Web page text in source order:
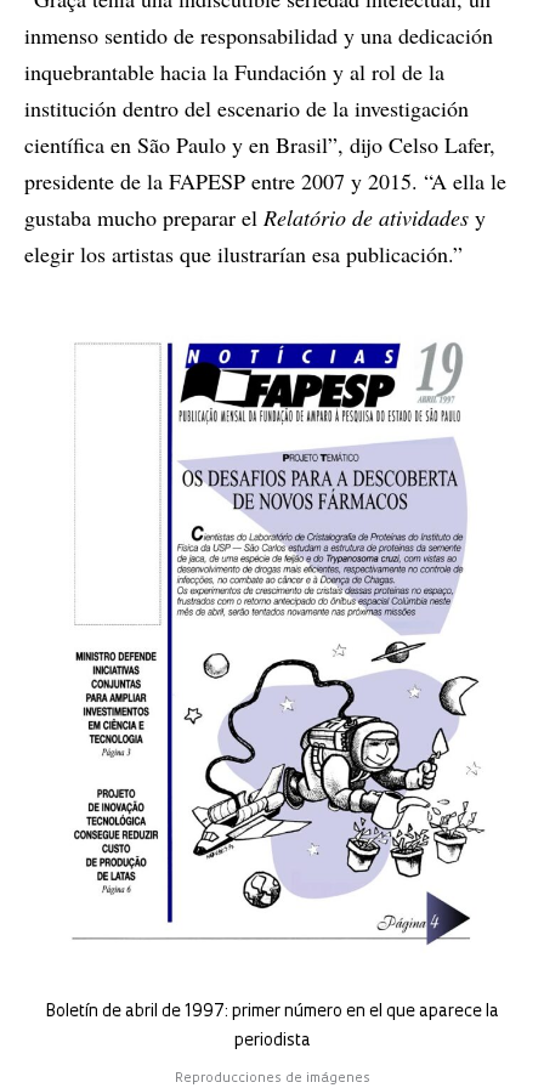
inmenso sentido de responsabilidad y una dedicación
inquebrantable hacia la Fundación y al rol de la
institución dentro del escenario de la investigación
científica en São Paulo y en Brasil”, dijo Celso Lafer,
presidente de la FAPESP entre 2007 y 2015. “A ella le
gustaba mucho preparar el Relatório de atividades y
elegir los artistas que ilustrarían esa publicación.”
Boletín de abril de 1997: primer número en el que aparece la
periodista
Reproducciones de imágenes